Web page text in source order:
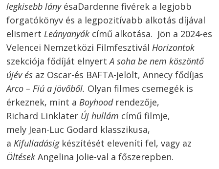
legkisebb lány ésaDardenne fivérek a legjobb
forgatókönyv és a legpozitívabb alkotás díjával
elismert Leányanyák című alkotása. Jön a 2024-es
Velencei Nemzetközi FilmfesztiválHorizontok
szekciója fődíját elnyertA soha be nem köszöntő
újév és az Oscar-és BAFTA-jelölt, Annecy fődíjas
Arco – Fiú a jövőből. Olyan filmes csemegék is
érkeznek, mint aBoyhood rendezője,
Richard Linklater Új hullám című filmje,
mely Jean-Luc Godard klasszikusa,
aKifulladásigkészítését eleveníti fel, vagy az
Öltések Angelina Jolie-val a főszerepben.